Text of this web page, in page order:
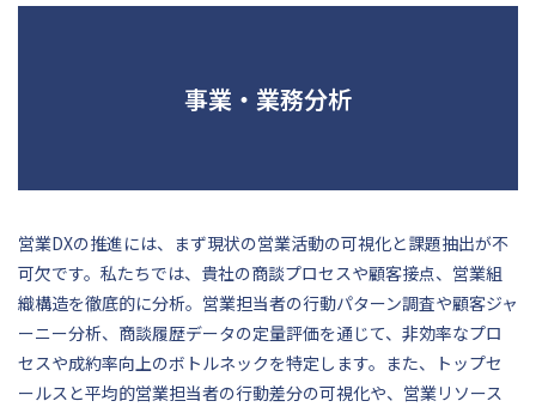
事業・業務分析
営業DXの推進には、まず現状の営業活動の可視化と課題抽出が不
可欠です。私たちでは、貴社の商談プロセスや顧客接点、営業組
織構造を徹底的に分析。営業担当者の行動パターン調査や顧客ジャ
ーニー分析、商談履歴データの定量評価を通じて、非効率なプロ
セスや成約率向上のボトルネックを特定します。また、トップセ
ールスと平均的営業担当者の行動差分の可視化や、営業リソース